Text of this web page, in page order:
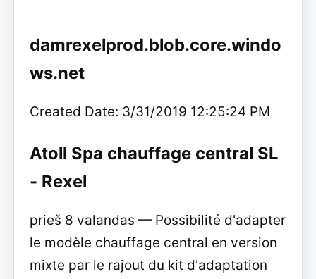
damrexelprod.blob.core.windo
ws.net
Created Date: 3/31/2019 12:25:24 PM
Atoll Spa chauffage central SL
- Rexel
prieš 8 valandas — Possibilité d'adapter
le modèle chauffage central en version
mixte par le rajout du kit d'adaptation